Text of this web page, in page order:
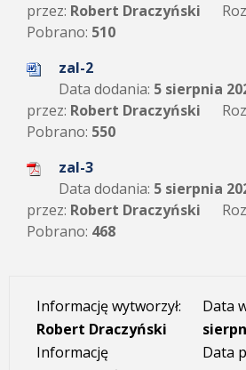
przez: Robert Draczyński
Pobrano: 510
zal-2
Data dodania: 5 sierpnia
przez: Robert Draczyński
Pobrano: 550
zal-3
Data dodania: 5 sierpnia
przez: Robert Draczyński
Pobrano: 468
Informację wytworzył:
Robert Draczyński
Informację
Data
Data